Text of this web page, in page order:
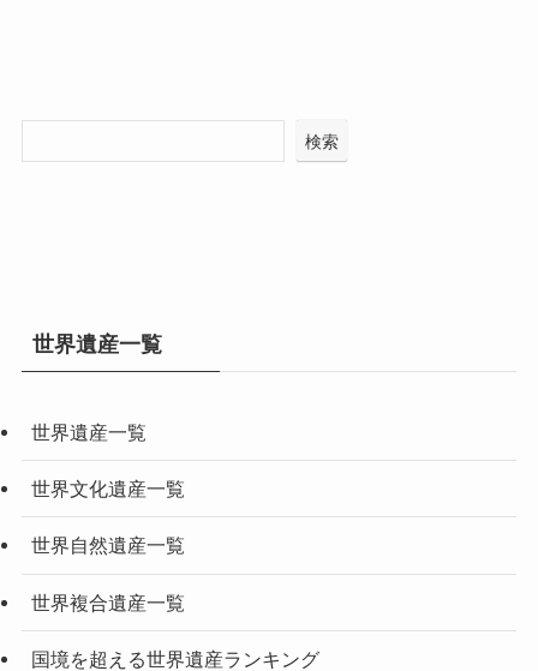
検索
世界遺産一覧
世界遺産一覧
世界文化遺産一覧
世界自然遺産一覧
世界複合遺産一覧
国境を超える世界遺産ランキング